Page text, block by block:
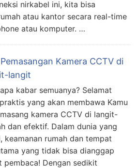
nirkabel ini, kita bisa
atau kantor secara real-time
atau komputer. …
Kamera CCTV di
langit
kabar semuanya? Selamat
yang akan membawa Kamu
kamera CCTV di langit-
dan efektif. Dalam dunia yang
keamanan rumah dan tempat
yang tidak bisa dianggap
pembaca! Dengan sedikit